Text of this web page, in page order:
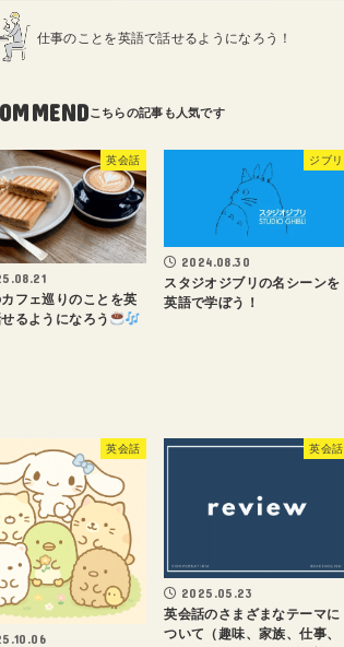
仕事のことを英語で話せるようになろう！
英会話
フェ巡りのことを英
るようになろう
ジブリ
2024.08.30
スタジオジブリの名シーンを
英語で学ぼう！
英会話 英会話
2025.05.23
英会話のさまざまなテーマに
ついて（趣味、家族、仕事、